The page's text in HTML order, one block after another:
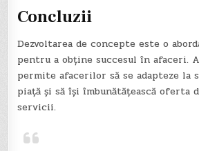
Concluzii
Dezvoltarea de concepte este o
pentru a obține succesul în afaceri.
permite afacerilor să se adapteze la
piață și să își îmbunătățească oferta
servicii.